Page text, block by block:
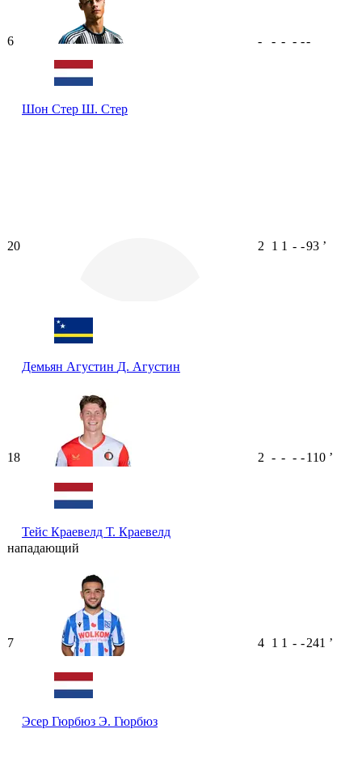
6
Шон Стер Ш. Стер
- - - - --
20
Демьян Агустин Д. Агустин
2 1 1 - -93 ʼ
18
Тейс Краевелд Т. Краевелд
2 - - - -110 ʼ
нападающий
7
Эсер Гюрбюз Э. Гюрбюз
4 1 1 - -241 ʼ